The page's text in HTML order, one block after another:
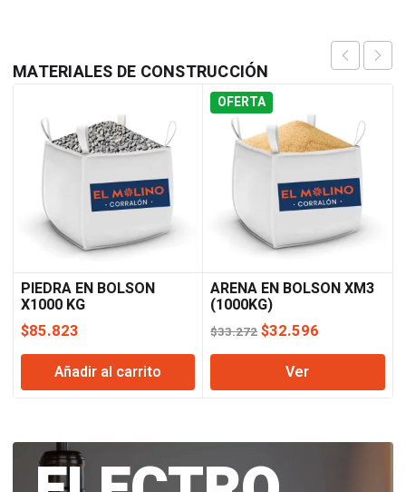
MATERIALES DE CONSTRUCCIÓN
PIEDRA EN BOLSON
X1000 KG
$85.823
Añadir al carrito
OFERTA
ARENA EN BOLSON XM3
(1000KG)
$33.272El
precio
original
era:
$32.596
precio
es:
Ver